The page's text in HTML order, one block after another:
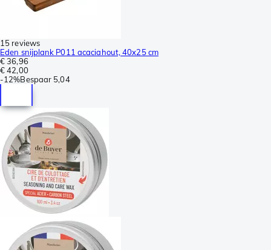
15 reviews
Eden snijplank P011 acaciahout, 40x25 cm
€ 36,96
€ 42,00
-12%Bespaar 5,04